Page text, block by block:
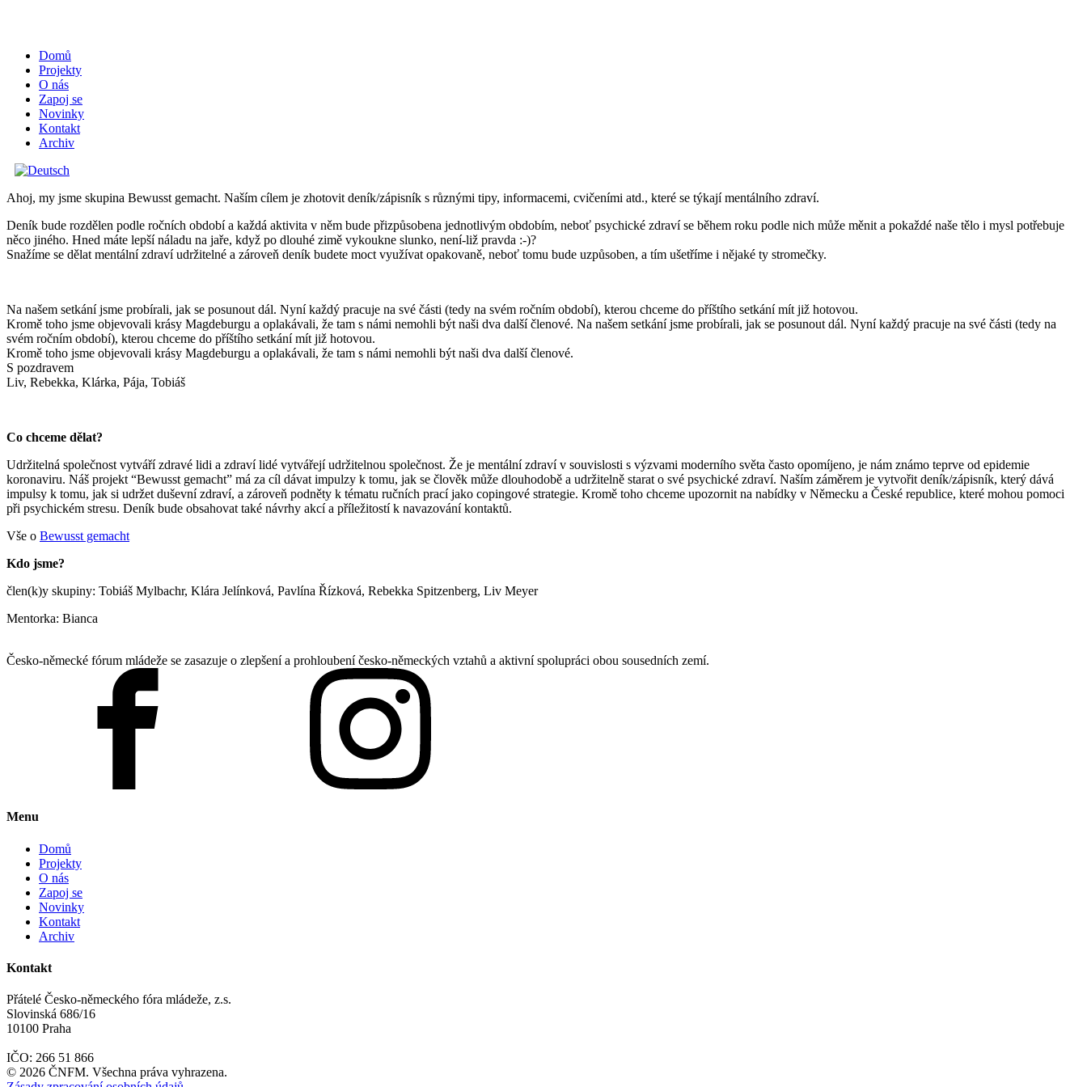
Domů
Projekty
O nás
Zapoj se
Novinky
Kontakt
Archiv
Ahoj, my jsme skupina Bewusst gemacht. Naším cílem je zhotovit deník/zápisník s různými tipy, informacemi, cvičeními atd., které se týkají mentálního zdraví.
Deník bude rozdělen podle ročních období a každá aktivita v něm bude přizpůsobena jednotlivým obdobím, neboť psychické zdraví se během roku podle nich může měnit a pokaždé naše tělo i mysl potřebuje
něco jiného. Hned máte lepší náladu na jaře, když po dlouhé zimě vykoukne slunko, není-liž pravda :-)?
Snažíme se dělat mentální zdraví udržitelné a zároveň deník budete moct využívat opakovaně, neboť tomu bude uzpůsoben, a tím ušetříme i nějaké ty stromečky.
Na našem setkání jsme probírali, jak se posunout dál. Nyní každý pracuje na své části (tedy na svém ročním období), kterou chceme do příštího setkání mít již hotovou.
Kromě toho jsme objevovali krásy Magdeburgu a oplakávali, že tam s námi nemohli být naši dva další členové. Na našem setkání jsme probírali, jak se posunout dál. Nyní každý pracuje na své části (tedy na
svém ročním období), kterou chceme do příštího setkání mít již hotovou.
Kromě toho jsme objevovali krásy Magdeburgu a oplakávali, že tam s námi nemohli být naši dva další členové.
S pozdravem
Liv, Rebekka, Klárka, Pája, Tobiáš
Co chceme dělat?
Udržitelná společnost vytváří zdravé lidi a zdraví lidé vytvářejí udržitelnou společnost. Že je mentální zdraví v souvislosti s výzvami moderního světa často opomíjeno, je nám známo teprve od epidemie
koronaviru. Náš projekt “Bewusst gemacht” má za cíl dávat impulzy k tomu, jak se člověk může dlouhodobě a udržitelně starat o své psychické zdraví. Naším záměrem je vytvořit deník/zápisník, který dává
impulsy k tomu, jak si udržet duševní zdraví, a zároveň podněty k tématu ručních prací jako copingové strategie. Kromě toho chceme upozornit na nabídky v Německu a České republice, které mohou pomoci
při psychickém stresu. Deník bude obsahovat také návrhy akcí a příležitostí k navazování kontaktů.
Vše o Bewusst gemacht
Kdo jsme?
člen(k)y skupiny: Tobiáš Mylbachr, Klára Jelínková, Pavlína Řízková, Rebekka Spitzenberg, Liv Meyer
Mentorka: Bianca
Česko-německé fórum mládeže se zasazuje o zlepšení a prohloubení česko-německých vztahů a aktivní spolupráci obou sousedních zemí.
Menu
Domů
Projekty
O nás
Zapoj se
Novinky
Kontakt
Archiv
Kontakt
Přátelé Česko-německého fóra mládeže, z.s.
Slovinská 686/16
10100 Praha
IČO: 266 51 866
© 2026 ČNFM. Všechna práva vyhrazena.